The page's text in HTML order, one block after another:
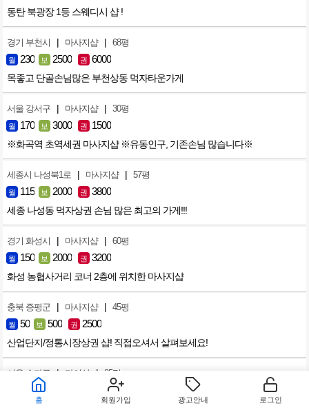
동탄 북광장 1등 스웨디시 샵 !
경기 부천시 | 마사지샵 | 68평
월 230 보 2500 권 6000
목좋고 단골손님많은 부천상동 먹자타운가게
서울 강서구 | 마사지샵 | 30평
월 170 보 3000 권 1500
※화곡역 초역세권 마사지샵 ※유동인구, 기존손님 많습니다※
세종시 나성북1로 | 마사지샵 | 57평
월 115 보 2000 권 3800
세종 나성동 먹자상권 손님 많은 최고의 가게!!!
경기 화성시 | 마사지샵 | 60평
월 150 보 2000 권 3200
화성 농협사거리 코너 2층에 위치한 마사지샵
충북 증평군 | 마사지샵 | 45평
월 50 보 500 권 2500
산업단지/정통시장상권 샵! 직접오셔서 살펴보세요!
서울 송파구 | 타이샵 | 85평
330 보 4000
홈 회원가입 광고안내 로그인